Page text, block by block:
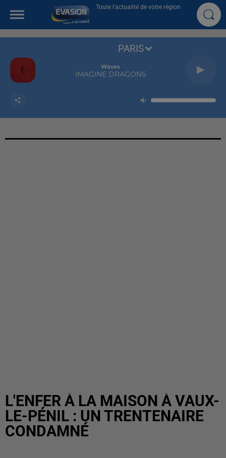
Toute l'actualité de votre région
Waves
IMAGINE DRAGONS
PARIS
L'ENFER À LA MAISON À VAUX-
LE-PÉNIL : UN TRENTENAIRE
CONDAMNÉ